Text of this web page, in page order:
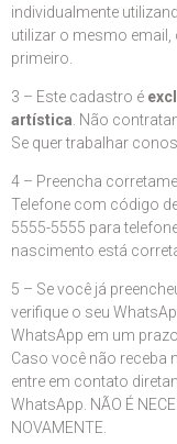
individualmente
utilizar o mesmo
primeiro.
3 – Este cadastro é
artística . Não
Se quer trabalhar
4 – Preencha
Telefone com código
5555-5555 para
nascimento está
5 – Se você já
verifique o seu
WhatsApp em um
Caso você não receba
entre em contato
WhatsApp. NÃO É
NOVAMENTE.